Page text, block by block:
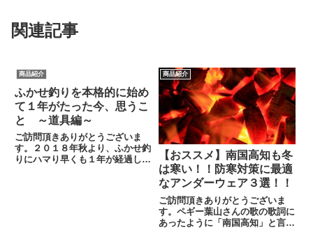
関連記事
商品紹介
ふかせ釣りを本格的に始め
て１年がたった今、思うこ
と ～道具編～
ご訪問頂きありがとうございま
す。２０１８年秋より、ふかせ釣
りにハマり早くも１年が経過しよ
商品紹介
【おススメ】南国高知も冬
は寒い！！防寒対策に最適
なアンダーウェア３選！！
ご訪問頂きありがとうございま
す。ペギー葉山さんの歌の歌詞に
あったように「南国高知」と言わ